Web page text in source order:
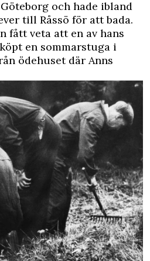
och hade ibland
till Råssö för att bada.
fått veta att en av hans
en sommarstuga i
ödehuset där Anns